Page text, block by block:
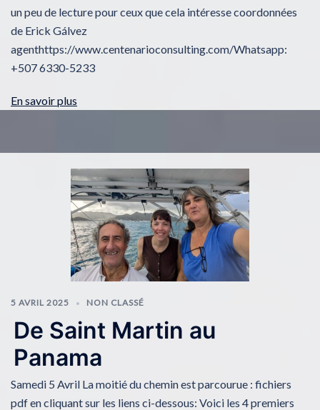
un peu de lecture pour ceux que cela intéresse coordonnées
de Erick Gálvez
agenthttps://www.centenarioconsulting.com/Whatsapp:
+507 6330-5233
En savoir plus
5 AVRIL 2025 NON CLASSÉ
De Saint Martin au
Panama
Samedi 5 Avril La moitié du chemin est parcourue : fichiers
pdf en cliquant sur les liens ci-dessous: Voici les 4 premiers